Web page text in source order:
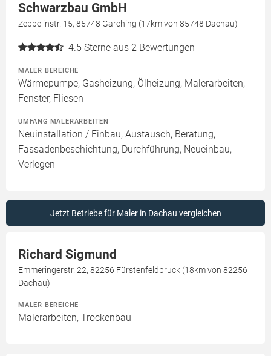
Schwarzbau GmbH
Zeppelinstr. 15, 85748 Garching (17km von 85748 Dachau)
4.5 Sterne aus 2 Bewertungen
MALER BEREICHE
Wärmepumpe, Gasheizung, Ölheizung, Malerarbeiten,
Fenster, Fliesen
UMFANG MALERARBEITEN
Neuinstallation / Einbau, Austausch, Beratung,
Fassadenbeschichtung, Durchführung, Neueinbau,
Verlegen
Jetzt Betriebe für Maler in Dachau vergleichen
Richard Sigmund
Emmeringerstr. 22, 82256 Fürstenfeldbruck (18km von 82256
Dachau)
MALER BEREICHE
Malerarbeiten, Trockenbau